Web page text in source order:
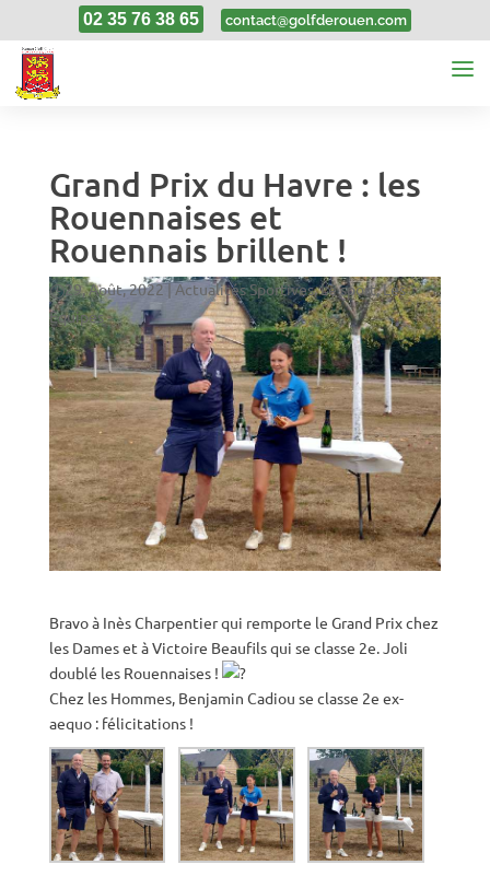
02 35 76 38 65 contact@golfderouen.com
Grand Prix du Havre : les
Rouennaises et
Rouennais brillent !
29, Août, 2022|Actualités Sportives,Le sport,Les
Equipes
Bravo à Inès Charpentier qui remporte le Grand Prix chez
les Dames et à Victoire Beaufils qui se classe 2e. Joli
doublé les Rouennaises !
Chez les Hommes, Benjamin Cadiou se classe 2e ex-
aequo : félicitations !